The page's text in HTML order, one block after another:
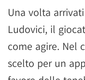
Una volta
Ludovici, il
come agire. Nel
scelto per un